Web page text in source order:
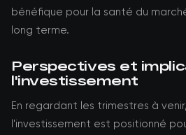
bénéfique pour la santé du
long terme.
Perspectives et
l'investissement
En regardant les trimestres à
l'investissement est positionné